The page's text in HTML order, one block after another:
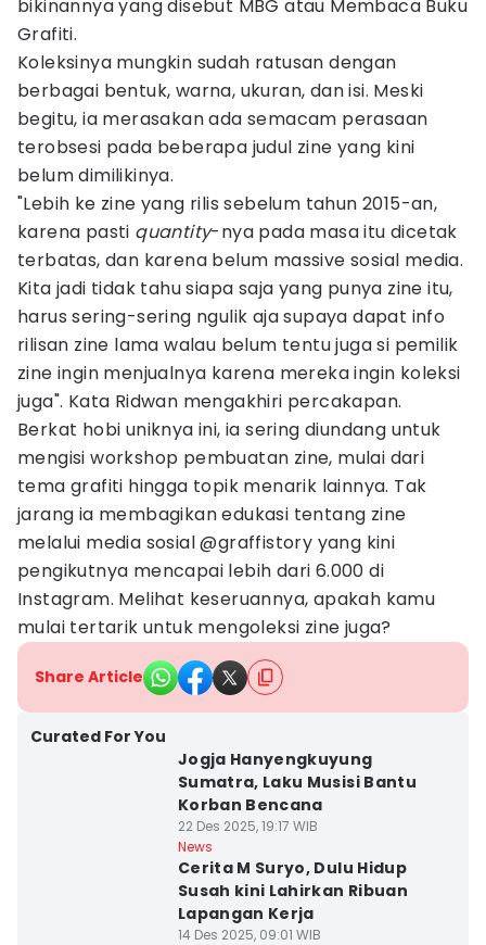
bikinannya yang disebut MBG atau Membaca Buku
Grafiti.
Koleksinya mungkin sudah ratusan dengan
berbagai bentuk, warna, ukuran, dan isi. Meski
begitu, ia merasakan ada semacam perasaan
terobsesi pada beberapa judul zine yang kini
belum dimilikinya.
"Lebih ke zine yang rilis sebelum tahun 2015-an,
karena pasti quantity-nya pada masa itu dicetak
terbatas, dan karena belum massive sosial media.
Kita jadi tidak tahu siapa saja yang punya zine itu,
harus sering-sering ngulik aja supaya dapat info
rilisan zine lama walau belum tentu juga si pemilik
zine ingin menjualnya karena mereka ingin koleksi
juga". Kata Ridwan mengakhiri percakapan.
Berkat hobi uniknya ini, ia sering diundang untuk
mengisi workshop pembuatan zine, mulai dari
tema grafiti hingga topik menarik lainnya. Tak
jarang ia membagikan edukasi tentang zine
melalui media sosial @graffistory yang kini
pengikutnya mencapai lebih dari 6.000 di
Instagram. Melihat keseruannya, apakah kamu
mulai tertarik untuk mengoleksi zine juga?
Share Article
Curated For You
Jogja Hanyengkuyung
Sumatra, Laku Musisi Bantu
Korban Bencana
22 Des 2025, 19:17 WIB
News
Cerita M Suryo, Dulu Hidup
Susah kini Lahirkan Ribuan
Lapangan Kerja
14 Des 2025, 09:01 WIB